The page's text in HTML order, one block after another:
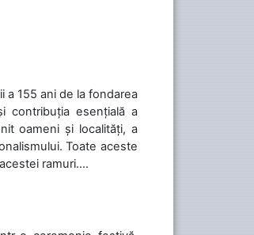
a 155 ani de la fondarea
contribuția esențială a
oameni și localități, a
Toate aceste
ramuri....